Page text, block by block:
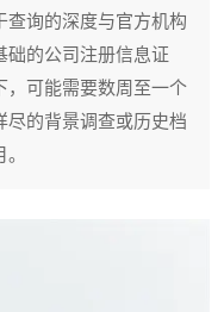
查询的深度与官方机构
础的公司注册信息证
，可能需要数周至一个
尽的背景调查或历史档